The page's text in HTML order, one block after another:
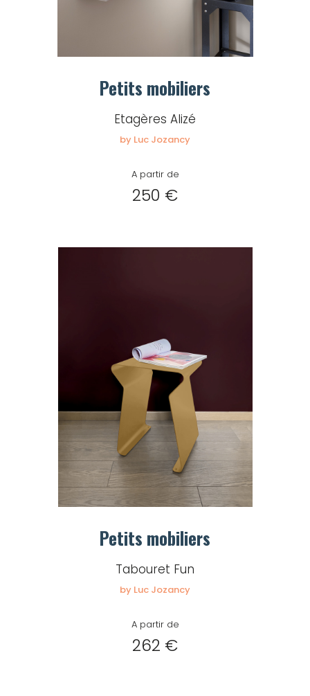
Petits mobiliers
Etagères Alizé
by Luc Jozancy
A partir de
250 €
Petits mobiliers
Tabouret Fun
by Luc Jozancy
A partir de
262 €